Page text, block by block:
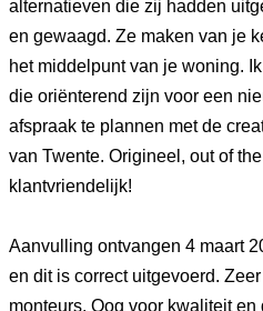
alternatieven die zij hadden
en gewaagd. Ze maken van je
het middelpunt van je woning.
die oriënterend zijn voor een
afspraak te plannen met de
van Twente. Origineel, out of
klantvriendelijk!
Aanvulling ontvangen 4 maart
en dit is correct uitgevoerd.
monteurs. Oog voor kwaliteit en